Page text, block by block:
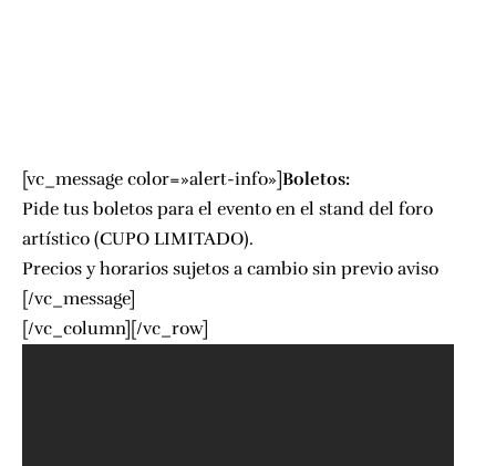
[vc_message color=»alert-info»]Boletos:
Pide tus boletos para el evento en el stand del foro
artístico (CUPO LIMITADO).
Precios y horarios sujetos a cambio sin previo aviso
[/vc_message]
[/vc_column][/vc_row]